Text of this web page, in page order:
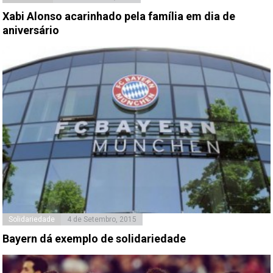
Xabi Alonso acarinhado pela família em dia de
aniversário
Solidariedade 4 de Setembro, 2015
Bayern dá exemplo de solidariedade